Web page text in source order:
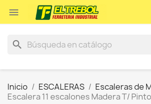

search
Inicio ESCALERAS
Escaleras de
Escalera 11 escalones Madera T/